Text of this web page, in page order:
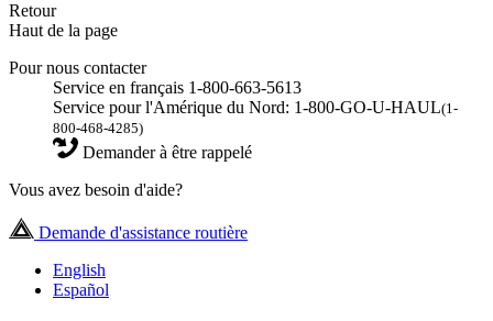
Retour
Haut de la page
Pour nous contacter
Service en français 1-800-663-5613
Service pour l'Amérique du Nord: 1-800-GO-U-HAUL(1-
800-468-4285)
Demander à être rappelé
Vous avez besoin d'aide?
Demande d'assistance routière
English
Español